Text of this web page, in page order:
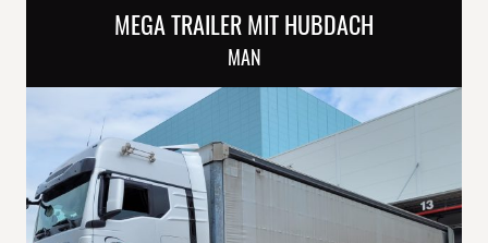
MEGA TRAILER MIT HUBDACH
MAN